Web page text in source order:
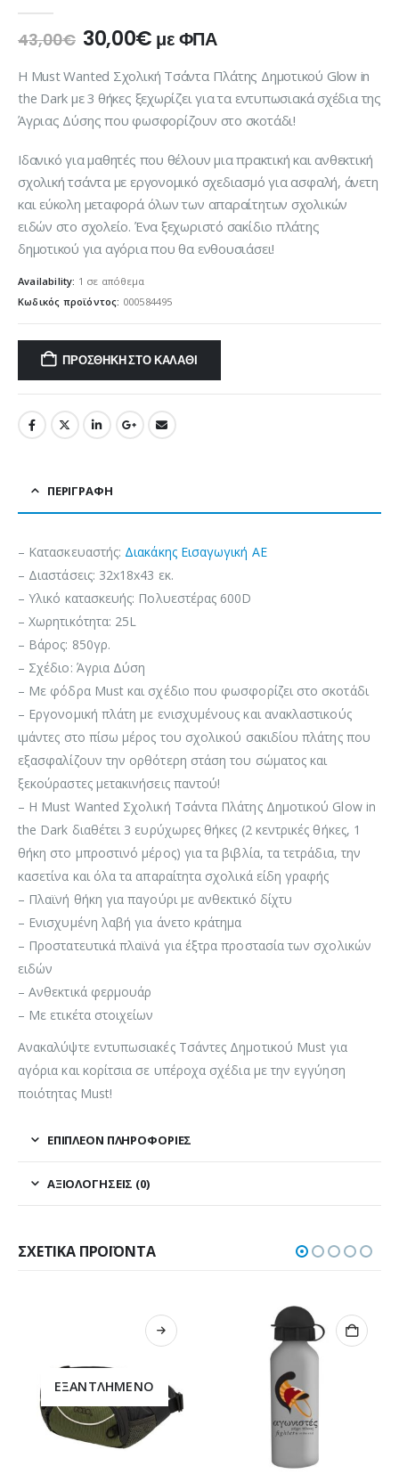
43,00€ Original
price
was:
43,00€.
30,00€Η
τρέχουσα
τιμή
είναι:
30,00€.
με ΦΠΑ
Η Must Wanted Σχολική Τσάντα Πλάτης Δημοτικού Glow in
the Dark με 3 θήκες ξεχωρίζει για τα εντυπωσιακά σχέδια της
Άγριας Δύσης που φωσφορίζουν στο σκοτάδι!
Ιδανικό για μαθητές που θέλουν μια πρακτική και ανθεκτική
σχολική τσάντα με εργονομικό σχεδιασμό για ασφαλή, άνετη
και εύκολη μεταφορά όλων των απαραίτητων σχολικών
ειδών στο σχολείο. Ένα ξεχωριστό σακίδιο πλάτης
δημοτικού για αγόρια που θα ενθουσιάσει!
Availability: 1 σε απόθεμα
Κωδικός προϊόντος: 000584495
ΠΡΟΣΘΉΚΗ ΣΤΟ ΚΑΛΆΘΙ
ΠΕΡΙΓΡΑΦΉ
– Κατασκευαστής: Διακάκης Εισαγωγική ΑΕ
– Διαστάσεις: 32x18x43 εκ.
– Υλικό κατασκευής: Πολυεστέρας 600D
– Χωρητικότητα: 25L
– Βάρος: 850γρ.
– Σχέδιο: Άγρια Δύση
– Με φόδρα Must και σχέδιο που φωσφορίζει στο σκοτάδι
– Εργονομική πλάτη με ενισχυμένους και ανακλαστικούς
ιμάντες στο πίσω μέρος του σχολικού σακιδίου πλάτης που
εξασφαλίζουν την ορθότερη στάση του σώματος και
ξεκούραστες μετακινήσεις παντού!
– Η Must Wanted Σχολική Τσάντα Πλάτης Δημοτικού Glow in
the Dark διαθέτει 3 ευρύχωρες θήκες (2 κεντρικές θήκες, 1
θήκη στο μπροστινό μέρος) για τα βιβλία, τα τετράδια, την
κασετίνα και όλα τα απαραίτητα σχολικά είδη γραφής
– Πλαϊνή θήκη για παγούρι με ανθεκτικό δίχτυ
– Ενισχυμένη λαβή για άνετο κράτημα
– Προστατευτικά πλαϊνά για έξτρα προστασία των σχολικών
ειδών
– Ανθεκτικά φερμουάρ
– Με ετικέτα στοιχείων
Ανακαλύψτε εντυπωσιακές Τσάντες Δημοτικού Must για
αγόρια και κορίτσια σε υπέροχα σχέδια με την εγγύηση
ποιότητας Must!
ΕΠΙΠΛΈΟΝ ΠΛΗΡΟΦΟΡΊΕΣ
ΑΞΙΟΛΟΓΉΣΕΙΣ (0)
ΣΧΕΤΙΚΆ ΠΡΟΪΌΝΤΑ
ΕΞΑΝΤΛΗΜΈΝΟ